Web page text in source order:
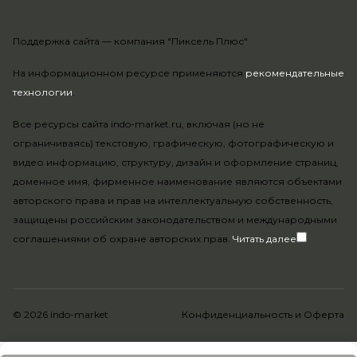
На информационном ресурсе применяются рекомендательные
технологии.
Все ресурсы сайта indo-market.ru, включая (но не
ограничиваясь) текстовую, графическую, фотографическую и
видео информацию, структуру, дизайн и оформление страниц,
доменное имя, фирменное наименование являются объектами
авторского права и прав на интеллектуальную собственность,
защищены российским законодательством и международными
соглашениями об охране авторских прав. Читать далее
Поддержка сайта — компания "Пиксель Плюс"
© 2026 indo-market Конфиденциальность и Оферта